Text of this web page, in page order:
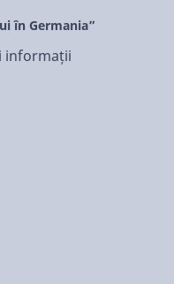
în Germania”
informații